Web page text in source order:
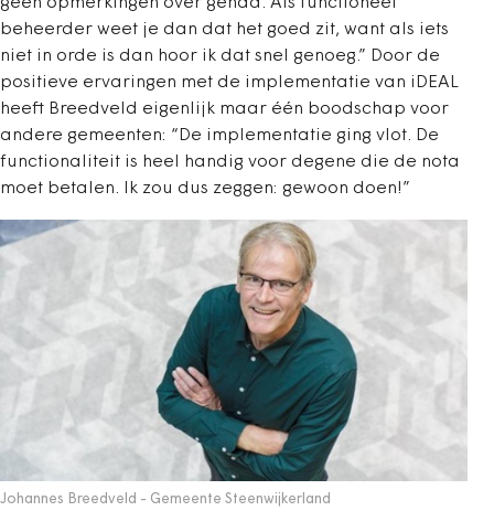
beheerder weet je dan dat het goed zit, want als iets
niet in orde is dan hoor ik dat snel genoeg.” Door de
positieve ervaringen met de implementatie van iDEAL
heeft Breedveld eigenlijk maar één boodschap voor
andere gemeenten: “De implementatie ging vlot. De
functionaliteit is heel handig voor degene die de nota
moet betalen. Ik zou dus zeggen: gewoon doen!”
Johannes Breedveld - Gemeente Steenwijkerland